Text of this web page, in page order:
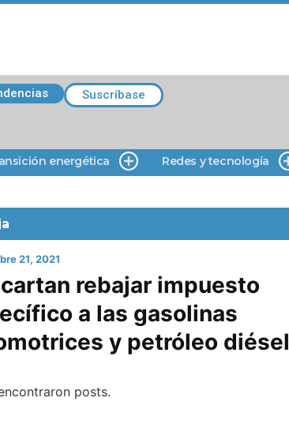
Suscríbase
energética Redes y tecnología
21, 2021
rebajar impuesto
a las gasolinas
y petróleo diésel
posts.